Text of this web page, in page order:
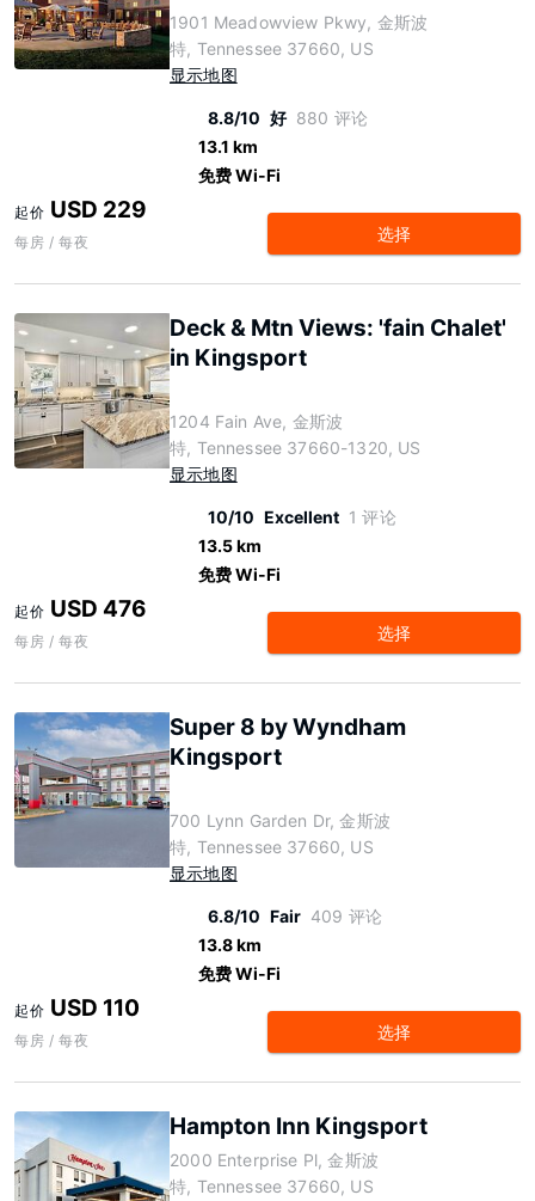
1901 Meadowview Pkwy, 金斯波
特, Tennessee 37660, US
显示地图
8.8/10 好 880 评论
13.1 km
免费 Wi-Fi
起价 USD 229
每房 / 每夜 选择
Deck & Mtn Views: 'fain Chalet'
in Kingsport
1204 Fain Ave, 金斯波
特, Tennessee 37660-1320, US
显示地图
10/10 Excellent 1 评论
13.5 km
免费 Wi-Fi
起价 USD 476
每房 / 每夜 选择
Super 8 by Wyndham
Kingsport
700 Lynn Garden Dr, 金斯波
特, Tennessee 37660, US
显示地图
6.8/10 Fair 409 评论
13.8 km
免费 Wi-Fi
起价 USD 110
每房 / 每夜 选择
Hampton Inn Kingsport
2000 Enterprise Pl, 金斯波
特, Tennessee 37660, US